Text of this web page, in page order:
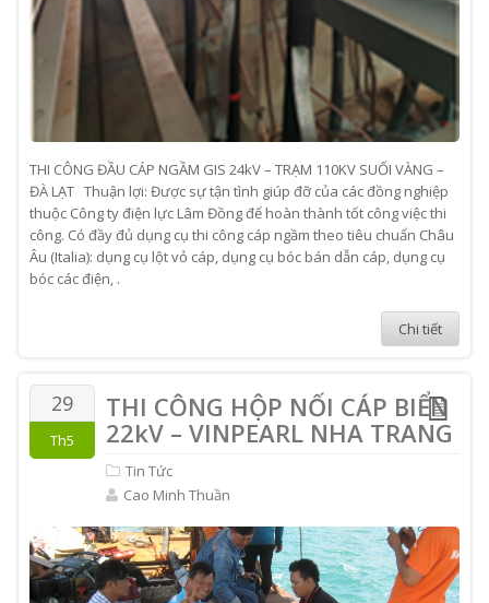
THI CÔNG ĐẦU CÁP NGẦM GIS 24kV – TRẠM 110KV SUỐI VÀNG –
ĐÀ LẠT Thuận lợi: Được sự tận tình giúp đỡ của các đồng nghiệp
thuộc Công ty điện lực Lâm Đồng để hoàn thành tốt công việc thi
công. Có đầy đủ dụng cụ thi công cáp ngầm theo tiêu chuẩn Châu
Âu (Italia): dụng cụ lột vỏ cáp, dụng cụ bóc bán dẫn cáp, dụng cụ
bóc các điện, .
Chi tiết
29
Th5
THI CÔNG HỘP NỐI CÁP BIỂN
22kV – VINPEARL NHA TRANG
Tin Tức
Cao Minh Thuần